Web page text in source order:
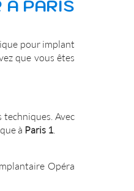
À PARIS
pour implant
que vous êtes
Avec
à Paris 1
Opéra